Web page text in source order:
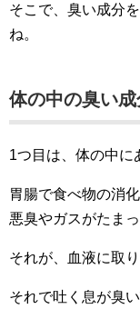
そこで、臭い成分
ね。
体の中の臭い
1つ目は、体の中に
胃腸で食べ物の消
悪臭やガスがたま
それが、血液に取
それで吐く息が臭